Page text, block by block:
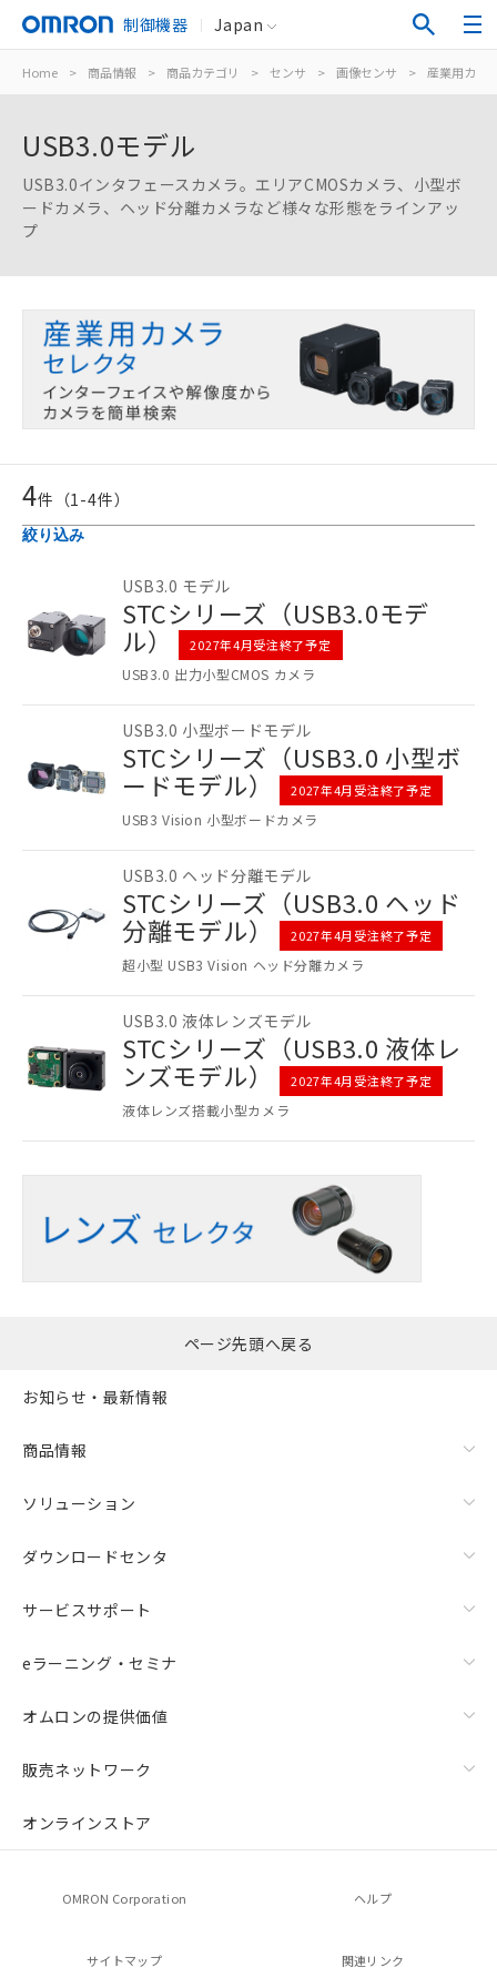
制御機器 Japan
Home > 商品情報 > 商品カテゴリ > センサ > 画像センサ > 産業用カメ
USB3.0モデル
USB3.0インタフェースカメラ。エリアCMOSカメラ、小型ボ
ードカメラ、ヘッド分離カメラなど様々な形態をラインアッ
プ
4件（1 -4件）
絞り込み
USB3.0 モデル
STCシリーズ（USB3.0モデ
ル） 2027年4月受注終了予定
USB3.0 出力小型CMOS カメラ
USB3.0 小型ボードモデル
STCシリーズ（USB3.0 小型ボ
ードモデル） 2027年4月受注終了予定
USB3 Vision 小型ボードカメラ
USB3.0 ヘッド分離モデル
STCシリーズ（USB3.0 ヘッド
分離モデル） 2027年4月受注終了予定
超小型 USB3 Vision ヘッド分離カメラ
USB3.0 液体レンズモデル
STCシリーズ（USB3.0 液体レ
ンズモデル） 2027年4月受注終了予定
液体レンズ搭載小型カメラ
ページ先頭へ戻る
お知らせ・最新情報
商品情報
ソリューション
ダウンロードセンタ
サービスサポート
eラーニング・セミナ
オムロンの提供価値
販売ネットワーク
オンラインストア
OMRON Corporation ヘルプ
サイトマップ 関連リンク
説明
一定数には満たないが在庫あり
在庫なし(最新の在庫状況につ
いては、お客様のお取引先、ま
認ください)
空
受注生産機種、また在庫状況の
ご利用条件
以下の条件をお読みいただき、同意のうえ
ご利用ください。
本サービスは、当社制御機器事業取扱
商品の当社在庫状況および標準価格
(税抜)を提供させていただくもので
す。
当社制御機器事業取扱商品の中には、
在庫状況および標準価格照会結果は、
記載している更新日時点での社内デー
タに基づき作成されるものであり、閲
覧された時点での実際の在庫および標
準価格とは異なる場合があることをご
了承ください。
様のお取引先、またはお客様担当のオ
ムロン制御機器販売店・当社販売員に
ご相談ください。
オムロン制御機器販売店や当社販売拠
点は「販売ネットワーク
」をご確認
在庫状況および標準価格結果を当社の
事前の承諾なく第三者に漏洩または開
マイパーツ機能（部品リスト作成サー
品・サービスに関するお客様との取
をご了承ください。
の共同利用に関して"
指します。